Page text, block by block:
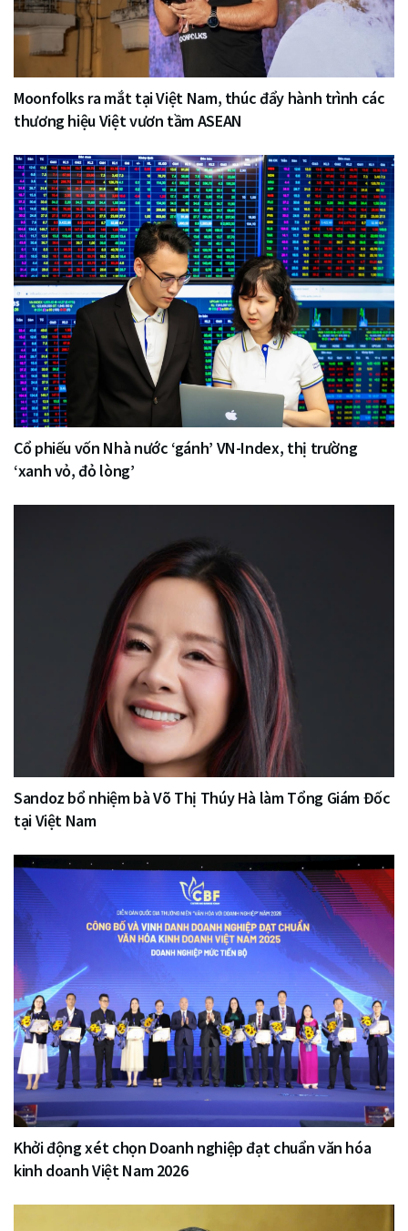
Moonfolks ra mắt tại Việt Nam, thúc đẩy hành trình các
thương hiệu Việt vươn tầm ASEAN
Cổ phiếu vốn Nhà nước ‘gánh’ VN-Index, thị trường
‘xanh vỏ, đỏ lòng’
Sandoz bổ nhiệm bà Võ Thị Thúy Hà làm Tổng Giám Đốc
tại Việt Nam
Khởi động xét chọn Doanh nghiệp đạt chuẩn văn hóa
kinh doanh Việt Nam 2026